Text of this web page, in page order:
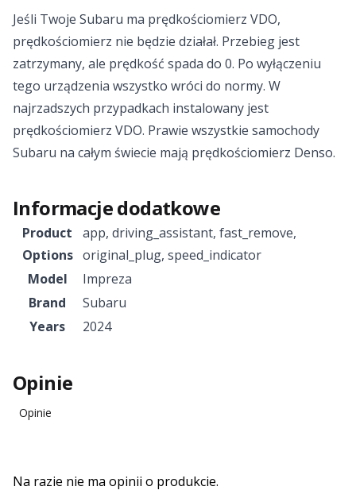
Jeśli Twoje Subaru ma prędkościomierz VDO,
prędkościomierz nie będzie działał. Przebieg jest
zatrzymany, ale prędkość spada do 0. Po wyłączeniu
tego urządzenia wszystko wróci do normy. W
najrzadszych przypadkach instalowany jest
prędkościomierz VDO. Prawie wszystkie samochody
Subaru na całym świecie mają prędkościomierz Denso.
Informacje dodatkowe
Product
Options
app, driving_assistant, fast_remove,
original_plug, speed_indicator
Model
Impreza
Brand
Subaru
Years
2024
Opinie
Opinie
Na razie nie ma opinii o produkcie.